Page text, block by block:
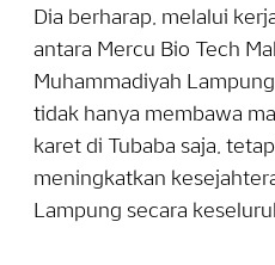
Dia berharap, melalui
antara Mercu Bio Tech
Muhammadiyah
tidak hanya membawa
karet di Tubaba saja,
meningkatkan
Lampung secara